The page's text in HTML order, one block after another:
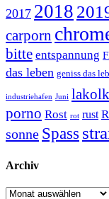
2017 2018
carporn
bitte entspannung
das leben geniss das
industriehafen Juni lakolk
porno Rost rot rust
sonne Spass
Archiv
Archiv